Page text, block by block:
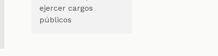
ejercer cargos
públicos